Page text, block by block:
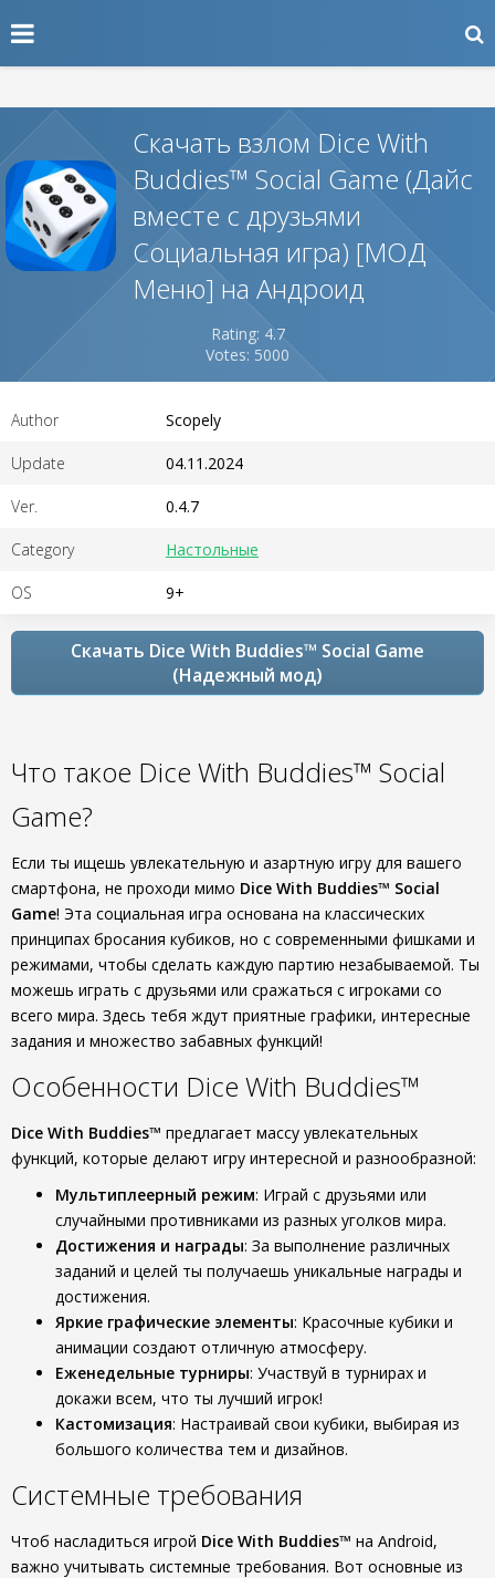
Скачать взлом Dice With
Buddies™ Social Game (Дайс
вместе с друзьями
Социальная игра) [МОД
Меню] на Андроид
Rating: 4.7
Votes: 5000
Author Scopely
Update 04.11.2024
Ver. 0.4.7
Category Настольные
OS 9+
Скачать Dice With Buddies™ Social Game
(Надежный мод)
Что такое Dice With Buddies™ Social
Game?
Если ты ищешь увлекательную и азартную игру для вашего
смартфона, не проходи мимо Dice With Buddies™ Social
Game! Эта социальная игра основана на классических
принципах бросания кубиков, но с современными фишками и
режимами, чтобы сделать каждую партию незабываемой. Ты
можешь играть с друзьями или сражаться с игроками со
всего мира. Здесь тебя ждут приятные графики, интересные
задания и множество забавных функций!
Особенности Dice With Buddies™
Dice With Buddies™ предлагает массу увлекательных
функций, которые делают игру интересной и разнообразной:
Мультиплеерный режим: Играй с друзьями или
случайными противниками из разных уголков мира.
Достижения и награды: За выполнение различных
заданий и целей ты получаешь уникальные награды и
достижения.
Яркие графические элементы: Красочные кубики и
анимации создают отличную атмосферу.
Еженедельные турниры: Участвуй в турнирах и
докажи всем, что ты лучший игрок!
Кастомизация: Настраивай свои кубики, выбирая из
большого количества тем и дизайнов.
Системные требования
Чтоб насладиться игрой Dice With Buddies™ на Android,
важно учитывать системные требования. Вот основные из